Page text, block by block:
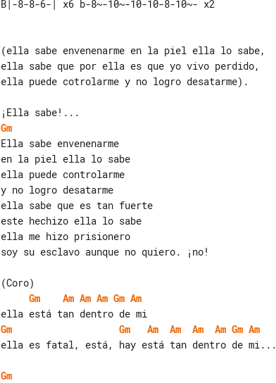
(ella sabe envenenarme en la piel ella lo sabe,
ella sabe que por ella es que yo vivo perdido,
ella puede cotrolarme y no logro desatarme).
Gm
Ella sabe envenenarme
en la piel ella lo sabe
ella puede controlarme
y no logro desatarme
este hechizo ella lo sabe
ella me hizo prisionero
soy su esclavo aunque no quiero. ¡no!
Gm
Am Am Am Gm Am
Gm
Gm Am Am Am Am Gm Am
ella es fatal, está, hay está tan dentro de mi...
Gm